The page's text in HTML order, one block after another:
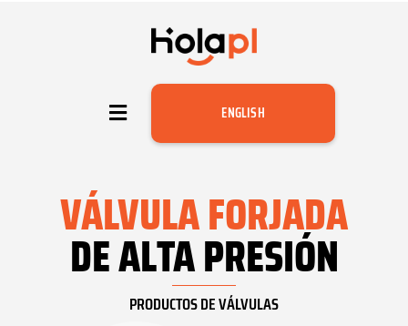
ENGLISH
VÁLVULA FORJADA
DE ALTA PRESIÓN
PRODUCTOS DE VÁLVULAS